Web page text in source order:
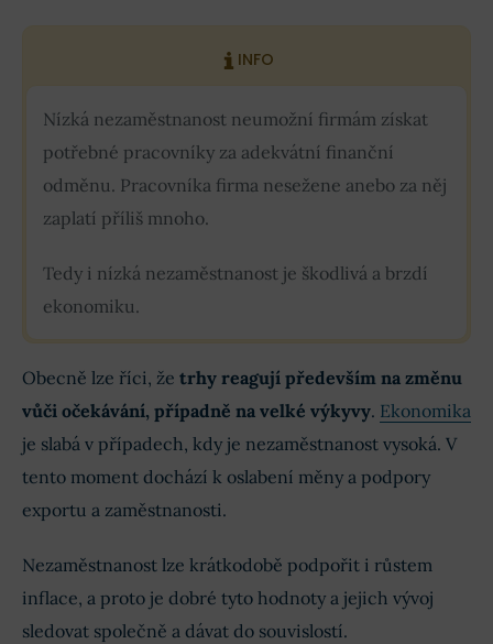
INFO
Nízká nezaměstnanost neumožní firmám získat
potřebné pracovníky za adekvátní finanční
odměnu. Pracovníka firma nesežene anebo za něj
zaplatí příliš mnoho.
Tedy i nízká nezaměstnanost je škodlivá a brzdí
ekonomiku.
Obecně lze říci, že trhy reagují především na změnu
vůči očekávání, případně na velké výkyvy. Ekonomika
je slabá v případech, kdy je nezaměstnanost vysoká. V
tento moment dochází k oslabení měny a podpory
exportu a zaměstnanosti.
Nezaměstnanost lze krátkodobě podpořit i růstem
inflace, a proto je dobré tyto hodnoty a jejich vývoj
sledovat společně a dávat do souvislostí.